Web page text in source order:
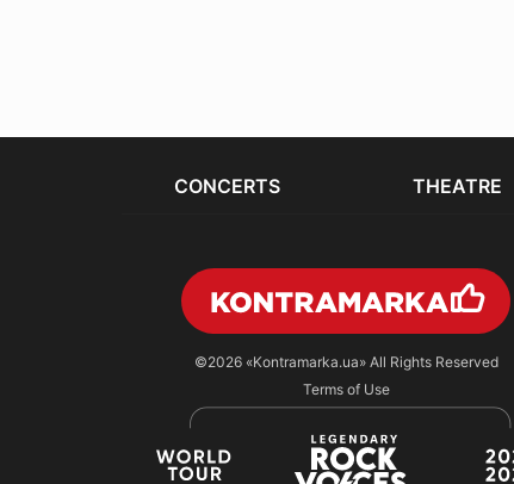
CONCERTS THEATRE
©2026 «Kontramarka.ua»All Rights Reserved
Terms of Use